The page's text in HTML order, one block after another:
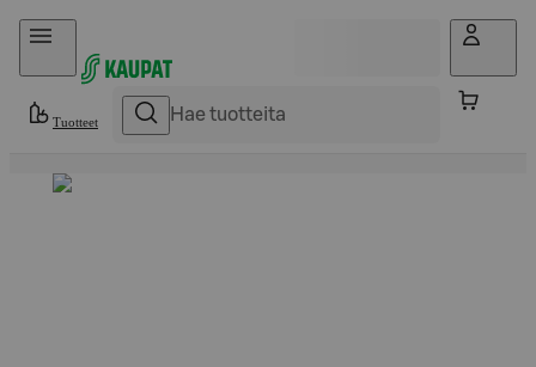
Hyppää sisältöön
Tuotteet